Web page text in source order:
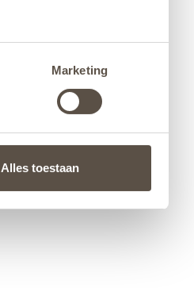
Marketing
Alles toestaan